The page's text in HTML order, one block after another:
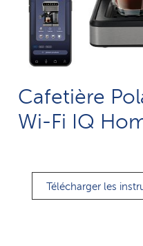
Cafetière
Wi-Fi IQ
Télécharger les